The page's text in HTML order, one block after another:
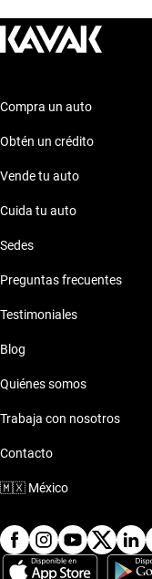
Compra un auto
Obtén un crédito
Vende tu auto
Cuida tu auto
Sedes
Preguntas frecuentes
Testimoniales
Blog
Quiénes somos
Trabaja con nosotros
Contacto
🇲🇽 México